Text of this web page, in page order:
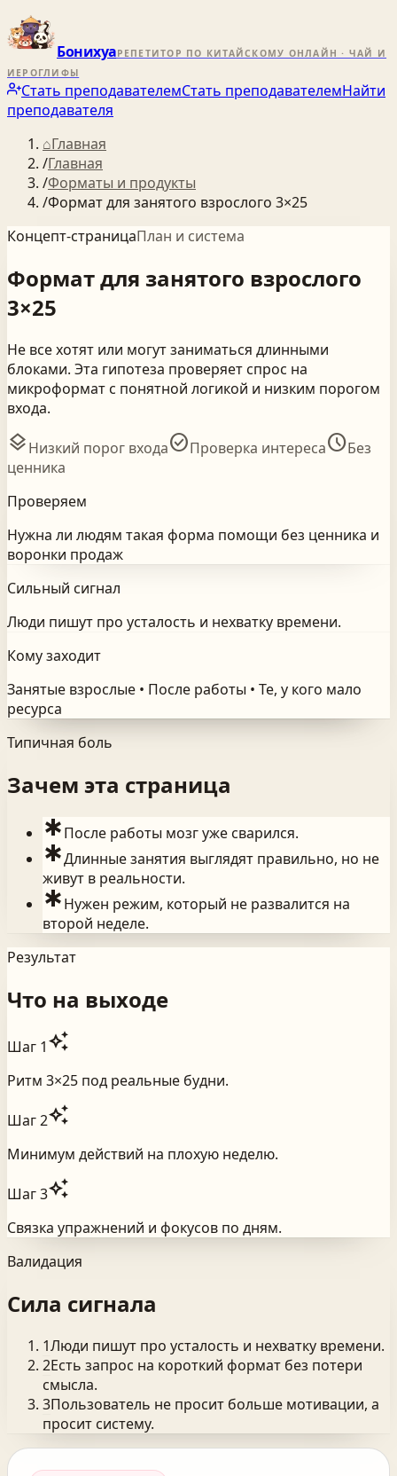
БонихуаРЕПЕТИТОР ПО КИТАЙСКОМУ ОНЛАЙН · ЧАЙ И
ИЕРОГЛИФЫ
Стать преподавателемСтать преподавателемНайти
преподавателя
⌂Главная
/Главная
/Форматы и продукты
/Формат для занятого взрослого 3×25
Концепт-страницаПлан и система
Форматдля занятого взрослого
3×25
Не все хотят или могут заниматься длинными
блоками. Эта гипотеза проверяет спрос на
микроформат с понятной логикой и низким порогом
входа.
layersНизкий порог входаcheck_circleПроверка интересаscheduleБез
ценника
Проверяем
Нужна ли людям такая форма помощи без ценника и
воронки продаж
Сильный сигнал
Люди пишут про усталость и нехватку времени.
Кому заходит
Занятые взрослые • После работы • Те, у кого мало
ресурса
Типичная боль
Зачем эта страница
emergencyПосле работы мозг уже сварился.
emergencyДлинные занятия выглядят правильно, но не
живут в реальности.
emergencyНужен режим, который не развалится на
второй неделе.
Результат
Что на выходе
Шаг 1auto_awesome
Ритм 3×25 под реальные будни.
Шаг2auto_awesome
Минимум действий на плохую неделю.
Шаг3auto_awesome
Связка упражнений и фокусов по дням.
Валидация
Сила сигнала
1Люди пишут про усталость и нехватку времени.
2Есть запрос на короткий формат без потери
смысла.
3Пользователь не просит больше мотивации, а
просит систему.